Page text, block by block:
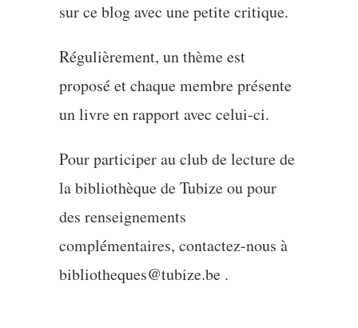
sur ce blog avec une petite critique.
Régulièrement, un thème est
proposé et chaque membre présente
un livre en rapport avec celui-ci.
Pour participer au club de lecture de
la bibliothèque de Tubize ou pour
des renseignements
complémentaires, contactez-nous à
bibliotheques@tubize.be .